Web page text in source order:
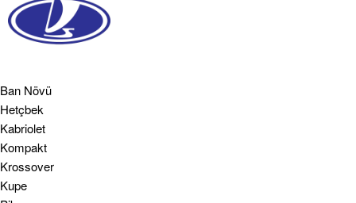
Ban Növü
Hetçbek
Kabriolet
Kompakt
Krossover
Kupe